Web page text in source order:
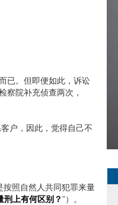
已。但即便如此，诉讼
察院补充侦查两次，
户，因此，觉得自己不
按照自然人共同犯罪来量
上有何区别？”）。